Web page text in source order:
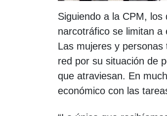
Siguiendo a la CPM,
narcotráfico se limitan
Las mujeres y
red por su situación de
que atraviesan. En
económico con las